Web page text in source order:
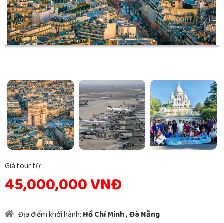
Giá tour từ
45,000,000 VNĐ
Địa điểm khởi hành: Hồ Chí Minh,Đà Nẵng